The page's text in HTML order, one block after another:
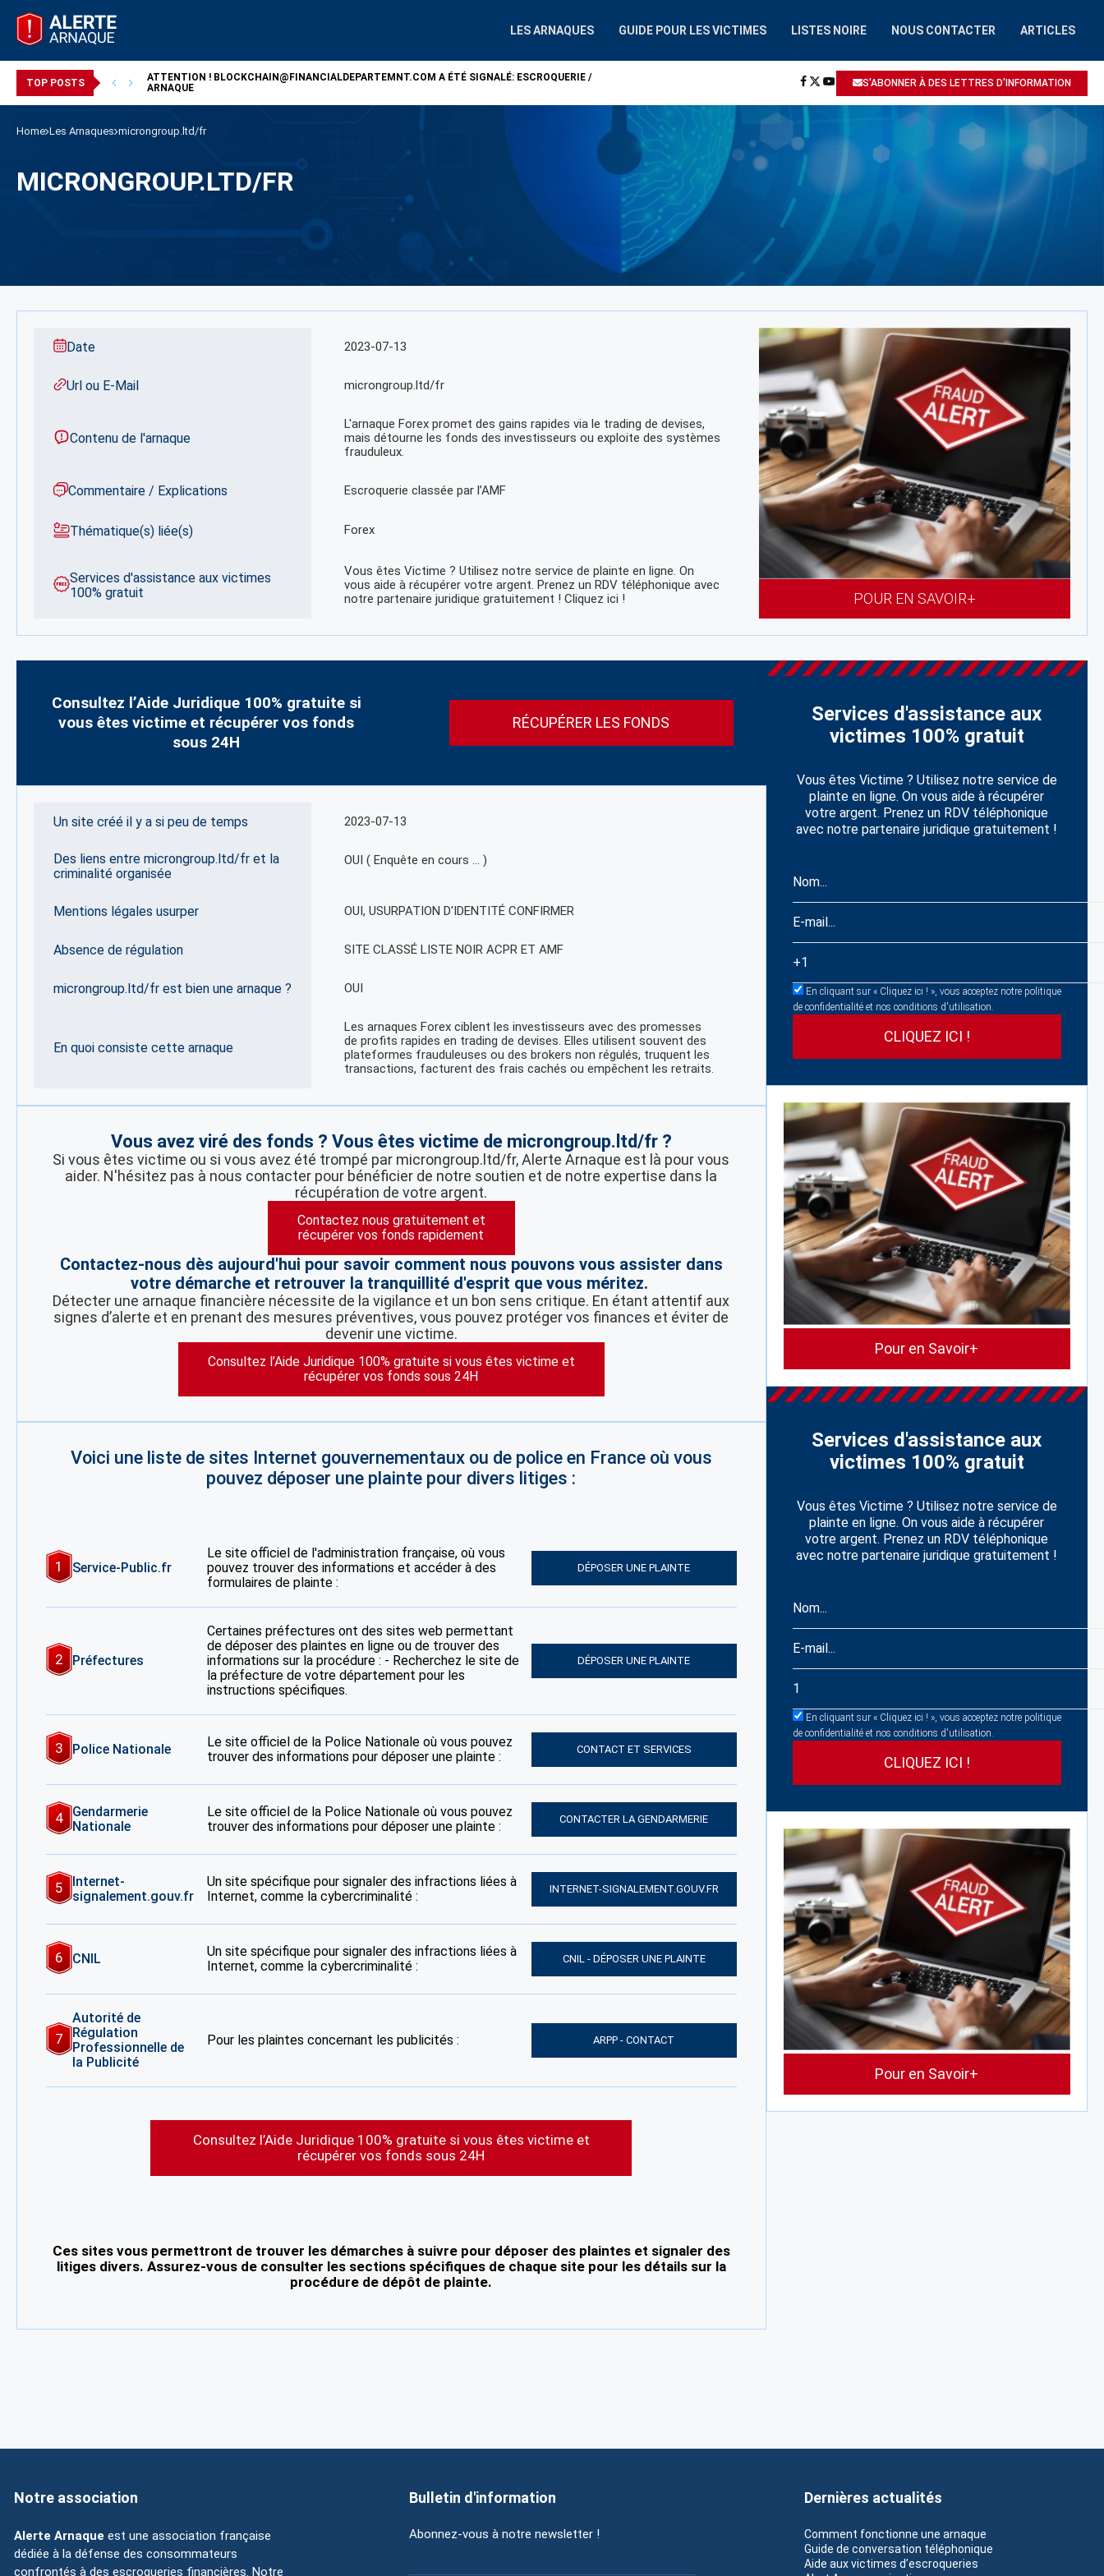
LES ARNAQUES GUIDE POUR LES VICTIMES LISTES NOIRE NOUS CONTACTER ARTICLES
TOP POSTS ATTENTION ! BLOCKCHAIN@FINANCIALDEPARTEMNT.COM A ÉTÉ SIGNALÉ: ESCROQUERIE /
ARNAQUE
ALPHAAIROBOT.COMA ÉTÉ SIGNALÉ: ESCROQUERIE / ARNAQUE
S'ABONNER À DES LETTRES D'INFORMATION
Home Les Arnaques microngroup.ltd/fr
MICRONGROUP.LTD/FR
Date 2023-07-13
Url ou E-Mail microngroup.ltd/fr
Contenu de l'arnaque
L'arnaque Forex promet des gains rapides via le trading de devises,
mais détourne les fonds des investisseurs ou exploite des systèmes
frauduleux.
Commentaire / Explications Escroquerie classée par l’AMF
Thématique(s) liée(s) Forex
Services d'assistance aux victimes
100% gratuit
Vous êtes Victime ? Utilisez notre service de plainte en ligne. On
vous aide à récupérer votre argent. Prenez un RDV téléphonique avec
notre partenaire juridique gratuitement ! Cliquez ici !
POUR EN SAVOIR+
Consultez l’Aide Juridique 100% gratuite si
vous êtes victime et récupérer vos fonds
sous 24H
RÉCUPÉRER LES FONDS
Un site créé il y a si peu de temps 2023-07-13
Des liens entre microngroup.ltd/fr et la
criminalité organisée
OUI ( Enquête en cours … )
Mentions légales usurper OUI, USURPATION D'IDENTITÉ CONFIRMER
Absence de régulation SITE CLASSÉ LISTE NOIR ACPR ET AMF
microngroup.ltd/fr est bien une arnaque ? OUI
En quoi consiste cette arnaque
Les arnaques Forex ciblent les investisseurs avec des promesses
de profits rapides en trading de devises. Elles utilisent souvent des
plateformes frauduleuses ou des brokers non régulés, truquent les
transactions, facturent des frais cachés ou empêchent les retraits.
Vous avez viré des fonds ? Vous êtes victime de microngroup.ltd/fr ?
Si vous êtes victime ou si vous avez été trompé par microngroup.ltd/fr, Alerte Arnaque est là pour vous
aider. N'hésitez pas à nous contacter pour bénéficier de notre soutien et de notre expertise dans la
récupération de votre argent.
Contactez nous gratuitement et
récupérer vos fonds rapidement
Contactez-nous dès aujourd'hui pour savoir comment nous pouvons vous assister dans
votre démarche et retrouver la tranquillité d'esprit que vous méritez.
Détecter une arnaque financière nécessite de la vigilance et un bon sens critique. En étant attentif aux
signes d’alerte et en prenant des mesures préventives, vous pouvez protéger vos finances et éviter de
devenir une victime.
Consultez l’Aide Juridique 100% gratuite si vous êtes victime et
récupérer vos fonds sous 24H
Voici une liste de sites Internet gouvernementaux ou de police en France où vous
pouvez déposer une plainte pour divers litiges :
1 Service-Public.fr
Le site officiel de l'administration française, où vous
pouvez trouver des informations et accéder à des
formulaires de plainte :
DÉPOSER UNE PLAINTE
2 Préfectures
Certaines préfectures ont des sites web permettant
de déposer des plaintes en ligne ou de trouver des
informations sur la procédure : - Recherchez le site de
la préfecture de votre département pour les
instructions spécifiques.
DÉPOSER UNE PLAINTE
3 Police Nationale
Le site officiel de la Police Nationale où vous pouvez
trouver des informations pour déposer une plainte :
CONTACT ET SERVICES
4
Gendarmerie
Nationale
Le site officiel de la Police Nationale où vous pouvez
trouver des informations pour déposer une plainte :
CONTACTER LA GENDARMERIE
5
Internet-
signalement.gouv.fr
Un site spécifique pour signaler des infractions liées à
Internet, comme la cybercriminalité :
INTERNET-SIGNALEMENT.GOUV.FR
6 CNIL
Un site spécifique pour signaler des infractions liées à
Internet, comme la cybercriminalité :
CNIL - DÉPOSER UNE PLAINTE
7
Autorité de
Régulation
Professionnelle de
la Publicité
Pour les plaintes concernant les publicités : ARPP - CONTACT
Consultez l’Aide Juridique 100% gratuite si vous êtes victime et
récupérer vos fonds sous 24H
Ces sites vous permettront de trouver les démarches à suivre pour déposer des plaintes et signaler des
litiges divers. Assurez-vous de consulter les sections spécifiques de chaque site pour les détails sur la
procédure de dépôt de plainte.
Services d'assistance aux
victimes 100% gratuit
Vous êtes Victime ? Utilisez notre service de
plainte en ligne. On vous aide à récupérer
votre argent. Prenez un RDV téléphonique
avec notre partenaire juridique gratuitement !
En cliquant sur « Cliquez ici ! », vous acceptez notre politique
de confidentialité et nos conditions d'utilisation.
Pour en Savoir+
Services d'assistance aux
victimes 100% gratuit
Vous êtes Victime ? Utilisez notre service de
plainte en ligne. On vous aide à récupérer
votre argent. Prenez un RDV téléphonique
avec notre partenaire juridique gratuitement !
En cliquant sur « Cliquez ici ! », vous acceptez notre politique
de confidentialité et nos conditions d'utilisation.
Pour en Savoir+
Notre association
Alerte Arnaque est une association française
dédiée à la défense des consommateurs
confrontés à des escroqueries financières. Notre
Bulletin d'information
Abonnez-vous à notre newsletter !
Dernières actualités
Comment fonctionne une arnaque
Guide de conversation téléphonique
Aide aux victimes d’escroqueries